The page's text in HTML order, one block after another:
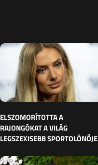
ELSZOMORÍTOTTA A
RAJONGÓKAT A VILÁG
LEGSZEXISEBB SPORTOLÓNŐJE